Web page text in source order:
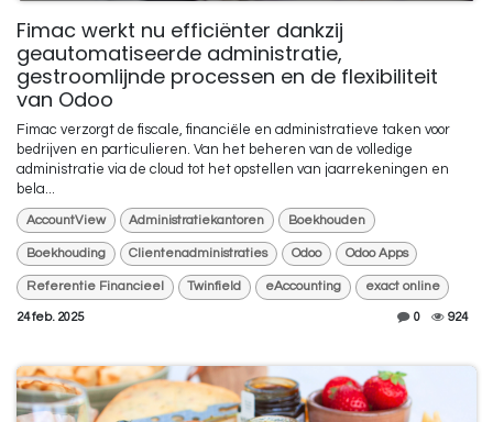
Fimac werkt nu efficiënter dankzij
geautomatiseerde administratie,
gestroomlijnde processen en de flexibiliteit
van Odoo
Fimac verzorgt de fiscale, financiële en administratieve taken voor
bedrijven en particulieren. Van het beheren van de volledige
administratie via de cloud tot het opstellen van jaarrekeningen en
bela...
AccountView Administratiekantoren Boekhouden
Boekhouding Clientenadministraties Odoo Odoo Apps
Referentie Financieel Twinfield eAccounting exact online
24 feb. 2025 0 924